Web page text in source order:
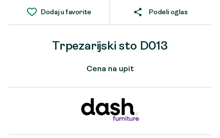
Dodaj u favorite Podeli oglas
Trpezarijski sto D013
Cena na upit